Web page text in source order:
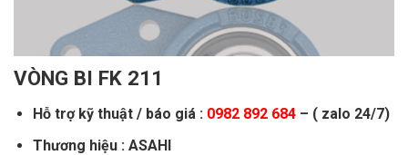
VÒNG BI FK 211
Hỗ trợ kỹ thuật / báo giá :0982 892 684– ( zalo 24/7)
Thương hiệu : ASAHI